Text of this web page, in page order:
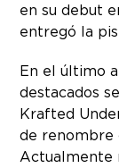
en su debut
entregó la
En el último
destacados
Krafted
de renombre
Actualmente